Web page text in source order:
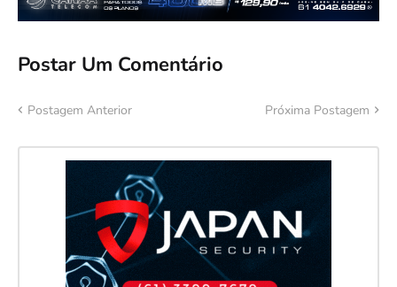
Postar Um Comentário
Postagem Anterior Próxima Postagem